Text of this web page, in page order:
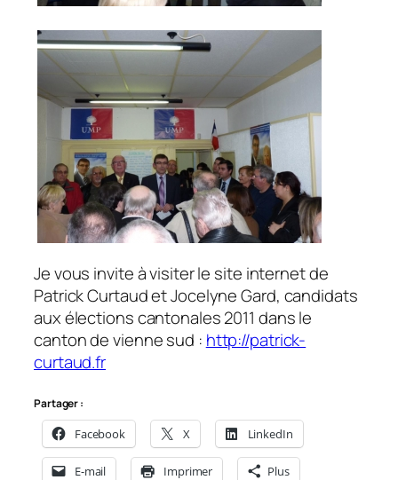
Je vous invite à visiter le site internet de
Patrick Curtaud et Jocelyne Gard, candidats
aux élections cantonales 2011 dans le
canton de vienne sud : http://patrick-
curtaud.fr
Partager :
Facebook X LinkedIn
E-mail Imprimer Plus